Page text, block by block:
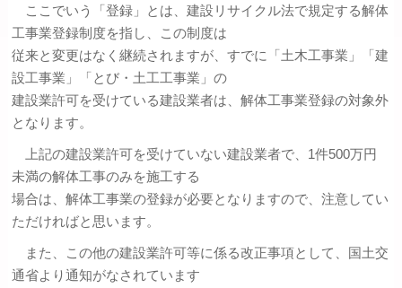
ここでいう「登録」とは、建設リサイクル法で規定する解体
工事業登録制度を指し、この制度は
従来と変更はなく継続されますが、すでに「土木工事業」「建
設工事業」「とび・土工工事業」の
建設業許可を受けている建設業者は、解体工事業登録の対象外
となります。
上記の建設業許可を受けていない建設業者で、1件500万円
未満の解体工事のみを施工する
場合は、解体工事業の登録が必要となりますので、注意してい
ただければと思います。
また、この他の建設業許可等に係る改正事項として、国土交
通省より通知がなされています